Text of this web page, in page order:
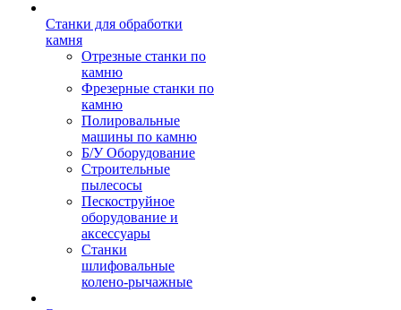
Станки для обработки
камня
Отрезные станки по
камню
Фрезерные станки по
камню
Полировальные
машины по камню
Б/У Оборудование
Строительные
пылесосы
Пескоструйное
оборудование и
аксессуары
Станки
шлифовальные
колено-рычажные